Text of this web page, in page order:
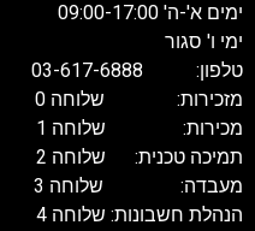
ימים א'-ה' 09:00-17:00
ימי ו' סגור
טלפון: 03-617-6888
מזכירות: שלוחה 0
מכירות: שלוחה 1
תמיכה טכנית: שלוחה 2
מעבדה: שלוחה 3
הנהלת חשבונות: שלוחה 4